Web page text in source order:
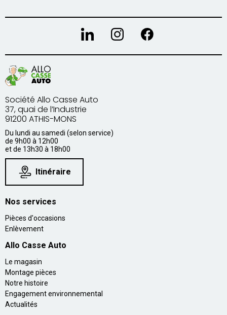
Société Allo Casse Auto
37, quai de l’Industrie
91200 ATHIS-MONS
Du lundi au samedi (selon service)
de 9h00 à 12h00
et de 13h30 à 18h00
Itinéraire
Nos services
Pièces d'occasions
Enlèvement
Allo Casse Auto
Le magasin
Montage pièces
Notre histoire
Engagement environnemental
Actualités